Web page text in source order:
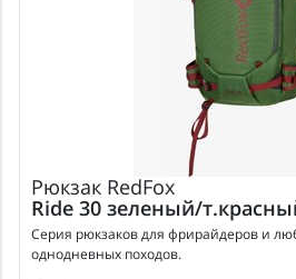
Рюкзак RedFox
Ride 30 зеленый/
Серия рюкзаков для фрирайдеров и
однодневных походов.